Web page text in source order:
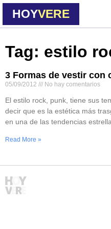
HOYVERE
Tag: estilo
3 Formas de vestir con
05/09/2012 No hay comentarios
El estilo rock, punk, tiene sus
decir que es la estética más
en una de las tendencias estrella
Read More »